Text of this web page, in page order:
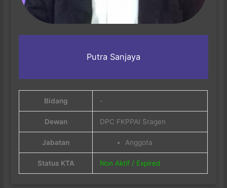
Putra Sanjaya
Bidang -
Dewan DPC FKPPAI Sragen
Jabatan Anggota
Status KTA Non Aktif / Expired